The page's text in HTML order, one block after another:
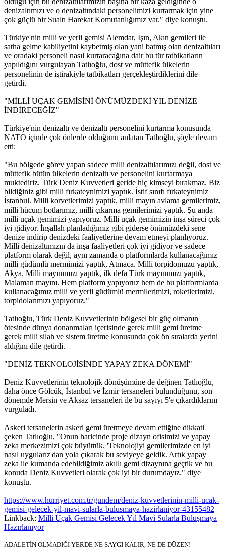
denizaltımızı ve o denizaltındaki personelimizi kurtarmak için yine
çok güçlü bir Sualtı Harekat Komutanlığımız var." diye konuştu.
Türkiye'nin milli ve yerli gemisi Alemdar, Işın, Akın gemileri ile
satha gelme kabiliyetini kaybetmiş olan yani batmış olan denizaltıları
ve oradaki personeli nasıl kurtaracağına dair bu tür tatbikatların
yapıldığını vurgulayan Tatlıoğlu, dost ve müttefik ülkelerin
personelinin de iştirakiyle tatbikatları gerçekleştirdiklerini dile
getirdi.
"MİLLİ UÇAK GEMİSİNİ ÖNÜMÜZDEKİ YIL DENİZE
İNDİRECEĞİZ"
Türkiye'nin denizaltı ve denizaltı personelini kurtarma konusunda
NATO içinde çok önlerde olduğunu anlatan Tatlıoğlu, şöyle devam
etti:
"Bu bölgede görev yapan sadece milli denizaltılarımızı değil, dost ve
müttefik bütün ülkelerin denizaltı ve personelini kurtarmaya
muktediriz. Türk Deniz Kuvvetleri geride hiç kimseyi bırakmaz. Biz
bildiğiniz gibi milli fırkateynimizi yaptık. İstif sınıfı fırkateynimiz
İstanbul. Milli korvetlerimizi yaptık, milli mayın avlama gemilerimiz,
milli hücum botlarımız, milli çıkarma gemilerimizi yaptık. Şu anda
milli uçak gemimizi yapıyoruz. Milli uçak gemimizin inşa süreci çok
iyi gidiyor. İnşallah planladığımız gibi giderse önümüzdeki sene
denize indirip denizdeki faaliyetlerine devam etmeyi planlıyoruz.
Milli denizaltımızın da inşa faaliyetleri çok iyi gidiyor ve sadece
platform olarak değil, aynı zamanda o platformlarda kullanacağımız
milli güdümlü mermimizi yaptık, Atmaca. Milli torpidomuzu yaptık,
Akya. Milli mayınımızı yaptık, ilk defa Türk mayınımızı yaptık,
Malaman mayını. Hem platform yapıyoruz hem de bu platformlarda
kullanacağımız milli ve yerli güdümlü mermilerimizi, roketlerimizi,
torpidolarımızı yapıyoruz."
Tatlıoğlu, Türk Deniz Kuvvetlerinin bölgesel bir güç olmanın
ötesinde dünya donanmaları içerisinde gerek milli gemi üretme
gerek milli silah ve sistem üretme konusunda çok ön sıralarda yerini
aldığını dile getirdi.
"DENİZ TEKNOLOJİSİNDE YAPAY ZEKA DÖNEMİ"
Deniz Kuvvetlerinin teknolojik dönüşümüne de değinen Tatlıoğlu,
daha önce Gölcük, İstanbul ve İzmir tersaneleri bulunduğunu, son
dönemde Mersin ve Aksaz tersaneleri ile bu sayıyı 5'e çıkardıklarını
vurguladı.
Askeri tersanelerin askeri gemi üretmeye devam ettiğine dikkati
çeken Tatlıoğlu, "Onun haricinde proje dizayn ofisimizi ve yapay
zeka merkezimizi çok büyüttük. 'Teknolojiyi gemilerimizde en iyi
nasıl uygularız'dan yola çıkarak bu seviyeye geldik. Artık yapay
zeka ile kumanda edebildiğimiz akıllı gemi dizaynına geçtik ve bu
konuda Deniz Kuvvetleri olarak çok iyi bir durumdayız." diye
konuştu.
https://www.hurriyet.com.tr/gundem/deniz-kuvvetlerinin-milli-ucak-
gemisi-gelecek-yil-mavi-sularla-bulusmaya-hazirlaniyor-43155482
Linkback: Milli Uçak Gemisi Gelecek Yıl Mavi Sularla Buluşmaya
Hazırlanıyor
ADALETİN OLMADIĞI YERDE NE SAYGI KALIR, NE DE DÜZEN!